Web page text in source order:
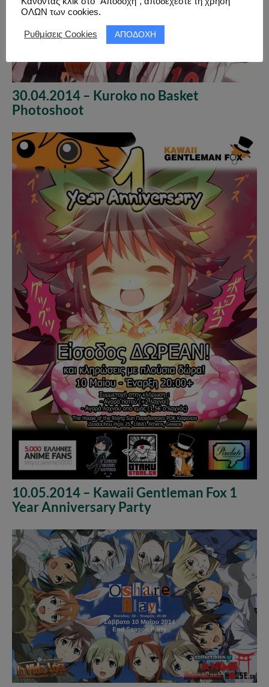
30.04.2014 – Kuroko no Basket
Photoshoot
10.05.2014 – Kawaii Gentleman Fox 1
Year Anniversary Party
ΟΛΩΝ των cookies.
Ρυθμίσεις Cookies ΑΠΟΔΟΧΗ